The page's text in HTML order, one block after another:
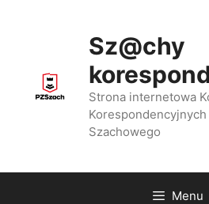
Sz@chy
Strona internetowa
Szachowego
Menu